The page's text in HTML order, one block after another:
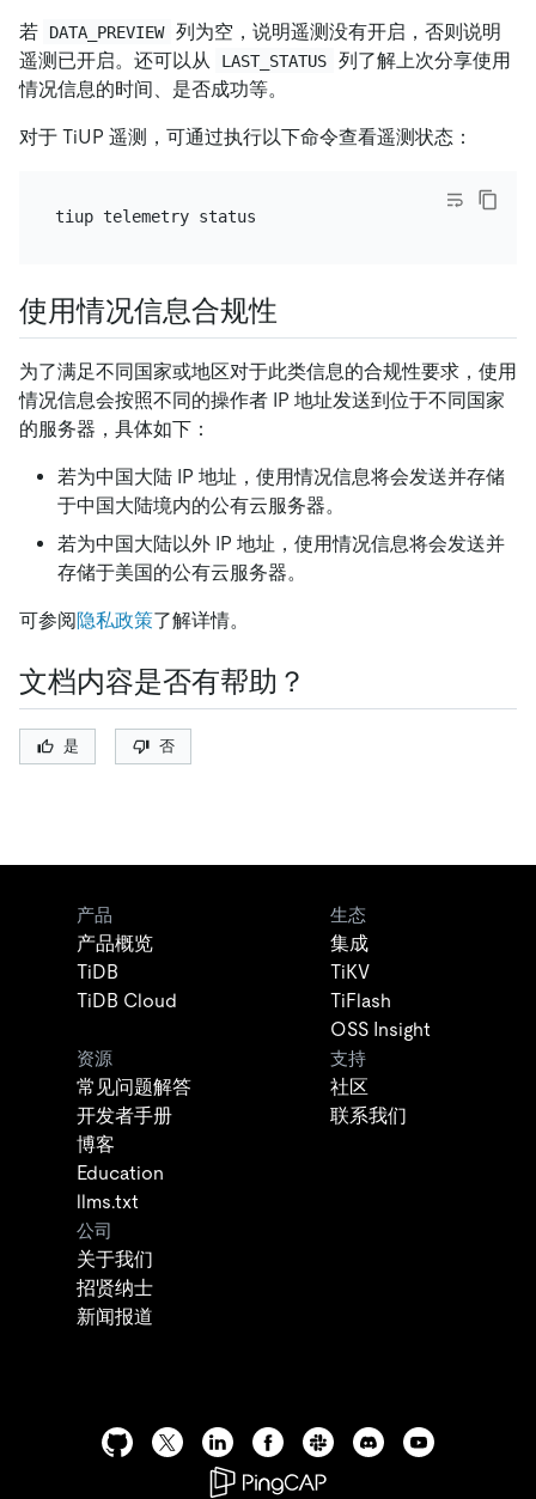
若 DATA_PREVIEW 列为空，说明遥测没有开启，否则说明
遥测已开启。还可以从
LAST_STATUS
列了解上次分享使用
情况信息的时间、是否成功等。
对于 TiUP 遥测，可通过执行以下命令查看遥测状态：
使用情况信息合规性
为了满足不同国家或地区对于此类信息的合规性要求，使用
情况信息会按照不同的操作者 IP 地址发送到位于不同国家
的服务器，具体如下：
若为中国大陆 IP 地址，使用情况信息将会发送并存储
于中国大陆境内的公有云服务器。
若为中国大陆以外 IP 地址，使用情况信息将会发送并
存储于美国的公有云服务器。
可参阅隐私政策了解详情。
文档内容是否有帮助？
是 否
产品
产品概览
TiDB
TiDB Cloud
生态
集成
TiKV
TiFlash
OSS Insight
资源
常见问题解答
开发者手册
博客
Education
llms.txt
支持
社区
联系我们
公司
关于我们
招贤纳士
新闻报道